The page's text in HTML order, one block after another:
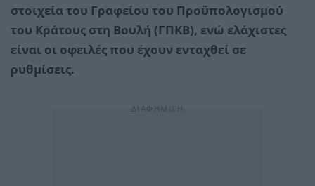
στοιχεία του Γραφείου του Προϋπολογισμού
του Κράτους στη Βουλή (ΓΠΚΒ), ενώ ελάχιστες
είναι οι οφειλές που έχουν ενταχθεί σε
ρυθμίσεις.